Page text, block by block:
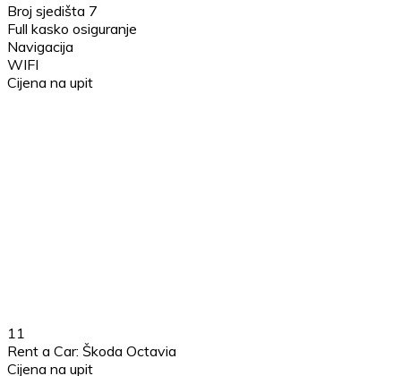
Broj sjedišta 7
Full kasko osiguranje
Navigacija
WIFI
Cijena na upit
11
Rent a Car: Škoda Octavia
Cijena na upit